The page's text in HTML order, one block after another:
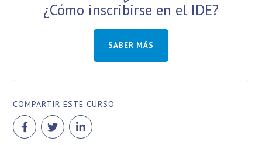
¿Cómo inscribirse en el IDE?
SABER MÁS
COMPARTIR ESTE CURSO